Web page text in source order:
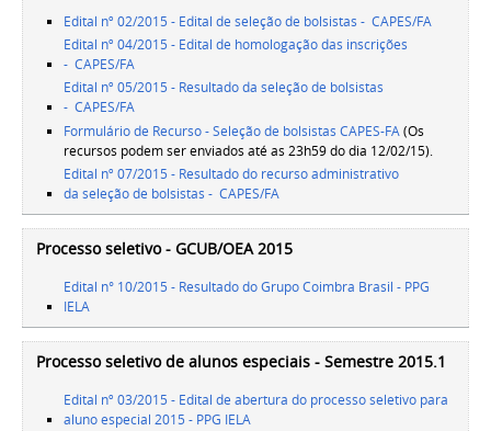
Edital nº 02/2015 - Edital de seleção de bolsistas - CAPES/FA
Edital nº 04/2015 - Edital de homologação das inscrições
- CAPES/FA
Edital nº 05/2015 - Resultado da seleção de bolsistas
- CAPES/FA
Formulário de Recurso - Seleção de bolsistas CAPES-FA(Os
recursos podem ser enviados até as 23h59 do dia 12/02/15).
Edital nº 07/2015 - Resultado do recurso administrativo
da seleção de bolsistas - CAPES/FA
Processo seletivo - GCUB/OEA 2015
Edital n° 10/2015 - Resultado do Grupo Coimbra Brasil - PPG
IELA
Processo seletivo de alunos especiais - Semestre 2015.1
Edital nº 03/2015 - Edital de abertura do processo seletivo para
aluno especial 2015 - PPG IELA